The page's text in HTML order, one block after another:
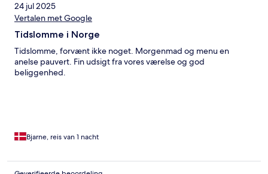
24 jul 2025
Vertalen met Google
Tidslomme i Norge
Tidslomme, forvænt ikke noget. Morgenmad og menu en
anelse pauvert. Fin udsigt fra vores værelse og god
beliggenhed.
Bjarne, reis van 1 nacht